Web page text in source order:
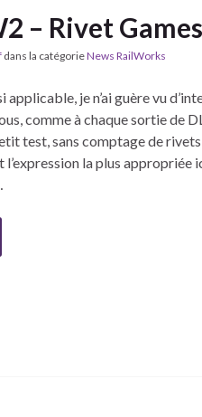
– Rivet
dans la catégorieNews RailWorks
applicable, je n’ai guère vu
comme à chaque sortie de
test, sans comptage de
l’expression la plus appropriée